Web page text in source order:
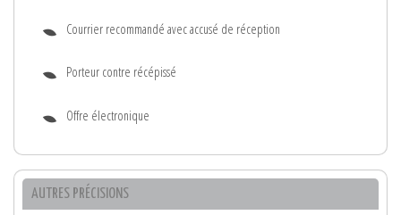
Courrier recommandé avec accusé de réception
Porteur contre récépissé
Offre électronique
AUTRES PRÉCISIONS